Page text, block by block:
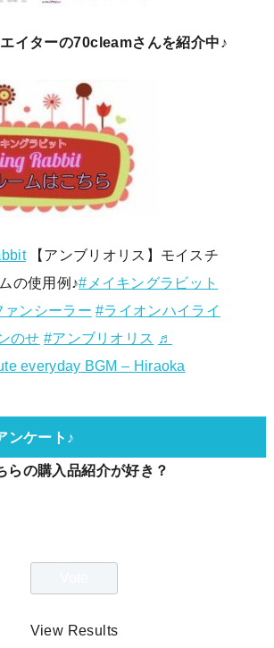
イターの70cleamさんを紹介中♪
【アンブリオリス】モイスチ
の使用例♪#メイキングラビット
ァンシーラー #ライオンハイライ
のせ #アンブリオリス ♬
everyday BGM – Hiraoka
ンケート♪
らの購入品紹介が好き？
View Results